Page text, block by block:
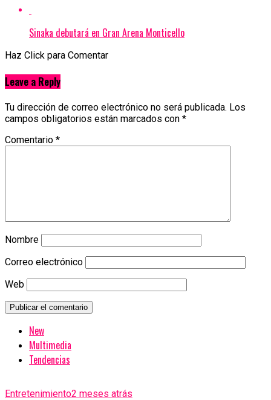
Sinaka debutará en Gran Arena Monticello
Haz Click para Comentar
Leave a Reply
Tu dirección de correo electrónico no será publicada. Los
campos obligatorios están marcados con *
Comentario *
Nombre
Correo electrónico
Web
New
Multimedia
Tendencias
Entretenimiento2 meses atrás